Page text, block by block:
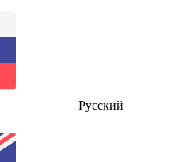
Русский